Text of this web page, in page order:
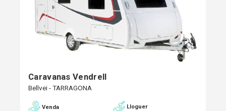
Caravanas Vendrell
Bellvei - TARRAGONA
Venda
Lloguer